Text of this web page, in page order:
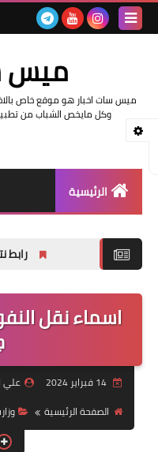
ميس
ميس سات اخبار هو موقع خاص
وكل مايخص الشباب من
الرئيسية
رابط نتائج السادس الاعدادي 2026 الدور الاول في العراق | موقع
14 فبراير 2024
علي
الصفحة الرئيسية